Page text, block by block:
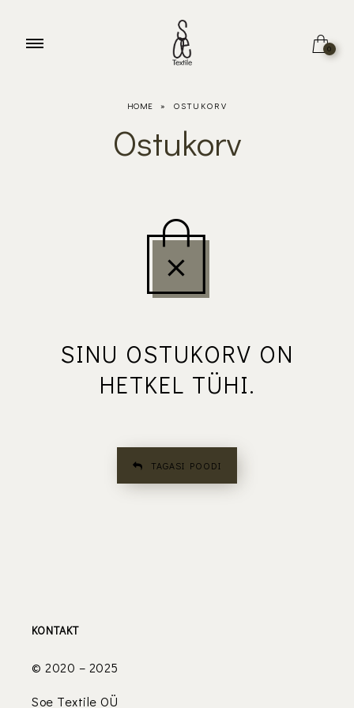
0
HOME » OSTUKORV
Ostukorv
SINU OSTUKORV ON
HETKEL TÜHI.
TAGASI POODI
KONTAKT
© 2020 – 2025
Soe Textile OÜ